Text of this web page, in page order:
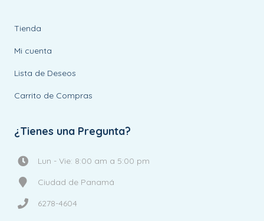
Tienda
Mi cuenta
Lista de Deseos
Carrito de Compras
¿Tienes una Pregunta?
Lun - Vie: 8:00 am a 5:00 pm
Ciudad de Panamá
6278-4604